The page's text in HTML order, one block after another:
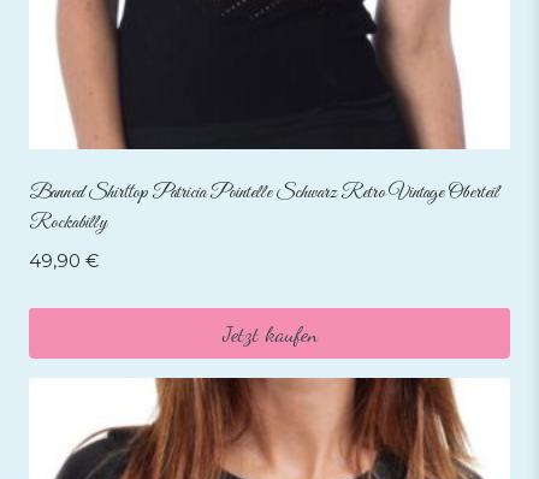
Banned Shirttop Patricia Pointelle Schwarz Retro Vintage Oberteil
Rockabilly
49,90 €
Jetzt kaufen